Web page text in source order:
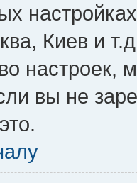
Киев и
настроек,
вы не